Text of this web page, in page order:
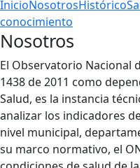
InicioNosotrosH​istór​i​co​
conocimiento
Nosotros
El Observatorio Nacional
1438 de 2011 como
Salud, es la instancia
analizar los indicadores
nivel municipal,
su marco normativo, el